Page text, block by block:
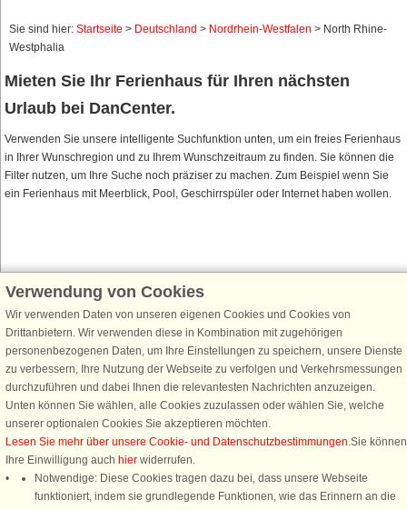
Sie sind hier: Startseite > Deutschland > Nordrhein-Westfalen > North Rhine-
Westphalia
Mieten Sie Ihr Ferienhaus für Ihren nächsten
Urlaub bei DanCenter.
Verwenden Sie unsere intelligente Suchfunktion unten, um ein freies Ferienhaus
in Ihrer Wunschregion und zu Ihrem Wunschzeitraum zu finden. Sie können die
Filter nutzen, um Ihre Suche noch präziser zu machen. Zum Beispiel wenn Sie
ein Ferienhaus mit Meerblick, Pool, Geschirrspüler oder Internet haben wollen.
Schließen Sie sich 100.000 Ferienhaus-Fans an
Erhalten Sie einenWillkommensgutschein von 25 € für Ihren nächsten
Ferienhausurlaub - melden Sie sich einfach für den DanCenter Newsletter
an. Verpassen Sie nie wieder exklusive Angebote, Gewinnspiele und
Urlaubstipps!
Newsletter abonnieren
Verwendung von Cookies
Wir verwenden Daten von unseren eigenen Cookies und Cookies von
Drittanbietern. Wir verwenden diese in Kombination mit zugehörigen
personenbezogenen Daten, um Ihre Einstellungen zu speichern, unsere Dienste
zu verbessern, Ihre Nutzung der Webseite zu verfolgen und Verkehrsmessungen
durchzuführen und dabei Ihnen die relevantesten Nachrichten anzuzeigen.
Unten können Sie wählen, alle Cookies zuzulassen oder wählen Sie, welche
unserer optionalen Cookies Sie akzeptieren möchten.
Lesen Sie mehr über unsere Cookie- und Datenschutzbestimmungen .Sie können
Ihre Einwilligung auch hier widerrufen.
Notwendige: Diese Cookies tragen dazu bei, dass unsere Webseite
funktioniert, indem sie grundlegende Funktionen, wie das Erinnern an die